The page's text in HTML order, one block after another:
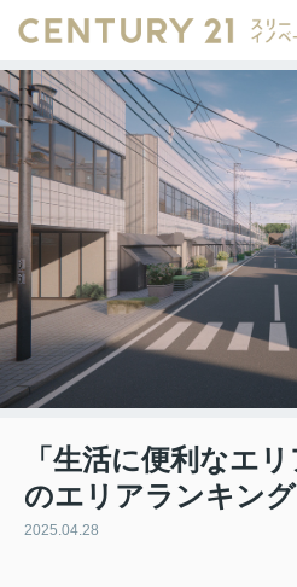
「生活に便利なエ
のエリアランキング
2025.04.28